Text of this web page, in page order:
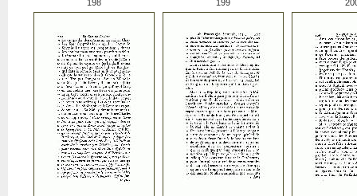
198 199